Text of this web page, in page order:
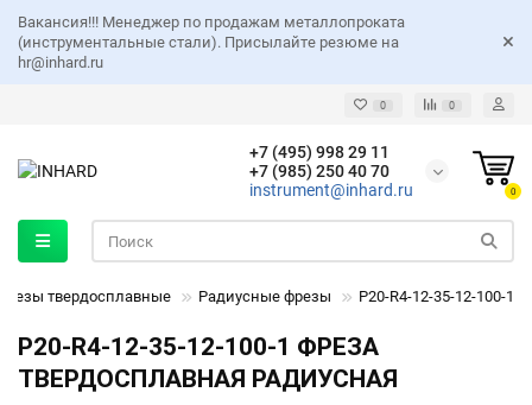
Вакансия!!! Менеджер по продажам металлопроката
(инструментальные стали). Присылайте резюме на
hr@inhard.ru
0 0
+7 (495) 998 29 11
+7 (985) 250 40 70
instrument@inhard.ru
0
твердосплавные Радиусные фрезы P20-R4-12-35-12-100-1
P20-R4-12-35-12-100-1 ФРЕЗА
ТВЕРДОСПЛАВНАЯ РАДИУСНАЯ